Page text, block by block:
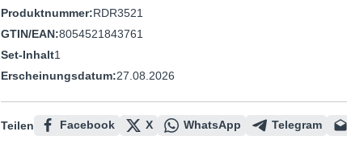
Produktnummer:RDR3521
GTIN/EAN:8054521843761
Set-Inhalt1
Erscheinungsdatum:27.08.2026
Teilen Facebook X WhatsApp Telegram